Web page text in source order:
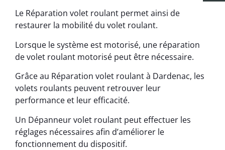
Le Réparation volet roulant permet ainsi de
restaurer la mobilité du volet roulant.
Lorsque le système est motorisé, une réparation
de volet roulant motorisé peut être nécessaire.
Grâce au Réparation volet roulant à Dardenac, les
volets roulants peuvent retrouver leur
performance et leur efficacité.
Un Dépanneur volet roulant peut effectuer les
réglages nécessaires afin d’améliorer le
fonctionnement du dispositif.